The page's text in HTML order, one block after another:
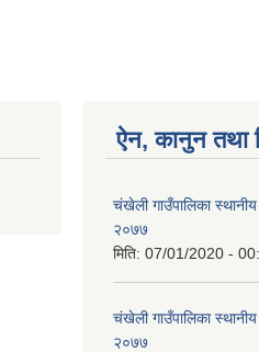
ऐन, कानुन तथा
चंखेली गाउँपालिका
२०७७
मिति: 07/01/2020 -
चंखेली गाउँपालिका स्थानीय
२०७७